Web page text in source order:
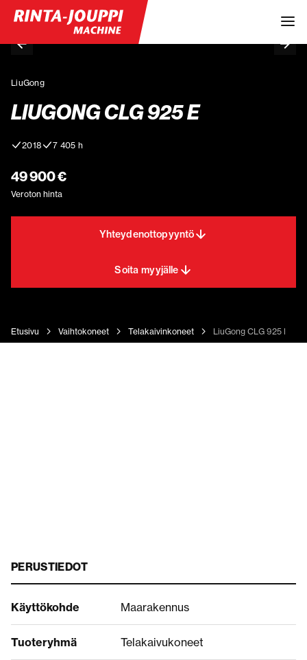
LiuGong
LIUGONG CLG 925 E
2018 7 405 h
49 900 €
Veroton hinta
Yhteydenottopyyntö
Soita myyjälle
Etusivu Vaihtokoneet Telakaivinkoneet LiuGong CLG 925 E
PERUSTIEDOT
Käyttökohde Maarakennus
Tuoteryhmä Telakaivukoneet